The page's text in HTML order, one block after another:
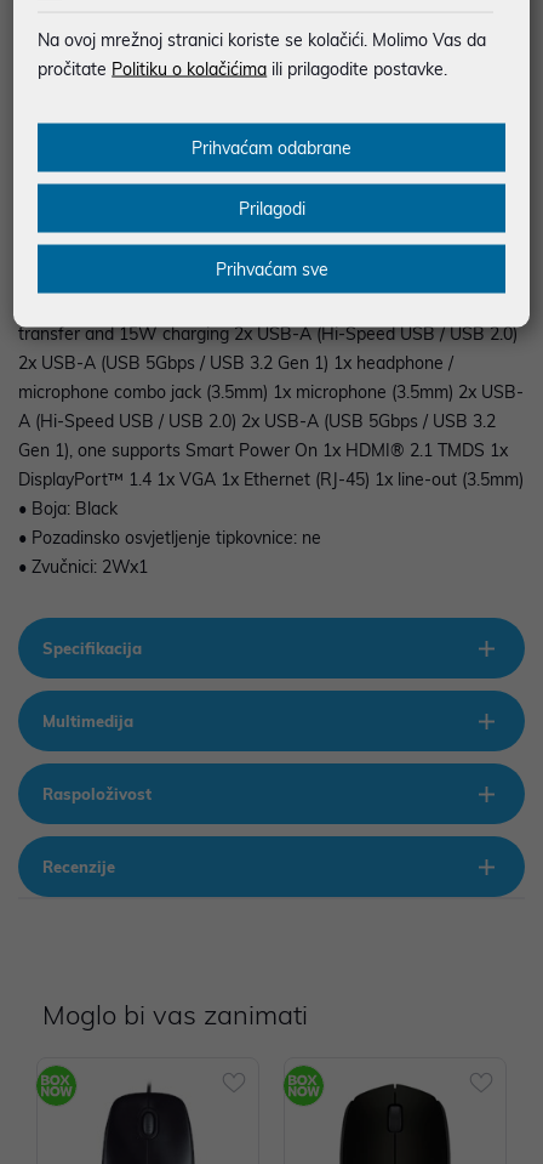
• Grafički sustav: Integrated Intel® Graphics
• Radna memorija: 1x 16GB UDIMM DDR5-5600
• Dimenzije: 145 x 292.2 x 365 mm (5.71x 11.50 x 14.37 inches)
• Masa uređaja: Around 5.8 kg (12.79 lbs)
• Operativni sustav: Windows 11 Pro
• Mreža: RTL8111K, 1x RJ-45
• Bežična mreža: None
transfer and 15W charging 2x USB-A (Hi-Speed USB / USB 2.0)
2x USB-A (USB 5Gbps / USB 3.2 Gen 1) 1x headphone /
microphone combo jack (3.5mm) 1x microphone (3.5mm) 2x USB-
A (Hi-Speed USB / USB 2.0) 2x USB-A (USB 5Gbps / USB 3.2
Gen 1), one supports Smart Power On 1x HDMI® 2.1 TMDS 1x
DisplayPort™ 1.4 1x VGA 1x Ethernet (RJ-45) 1x line-out (3.5mm)
• Boja: Black
• Pozadinsko osvjetljenje tipkovnice: ne
• Zvučnici: 2Wx1
Specifikacija
Multimedija
Raspoloživost
Recenzije
Moglo bi vas zanimati
Na ovoj mrežnoj stranici koriste se kolačići. Molimo Vas da
pročitate Politiku o kolačićima ili prilagodite postavke.
Prihvaćam odabrane
Prilagodi
Prihvaćam sve